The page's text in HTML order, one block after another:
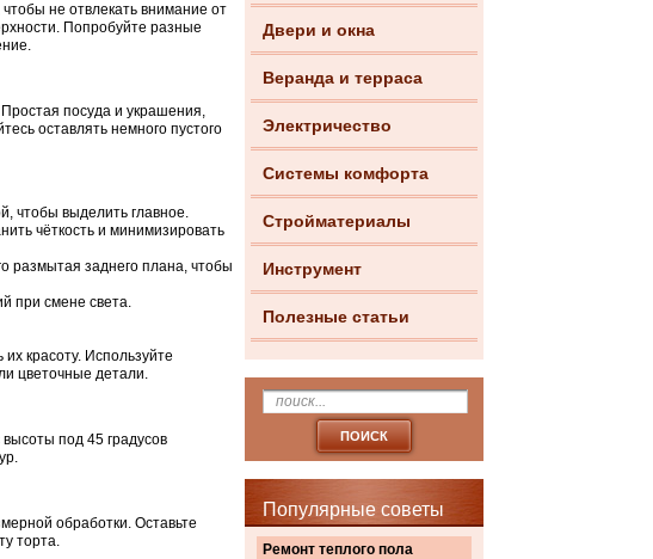
Двери и окна
Веранда и терраса
Электричество
Системы комфорта
Стройматериалы
Инструмент
Полезные статьи
Популярные советы
Ремонт теплого пола
не отвлекать внимание от
Попробуйте разные
посуда и украшения,
оставлять немного пустого
чтобы выделить главное.
чёткость и минимизировать
размытая заднего плана, чтобы
при смене света.
красоту. Используйте
цветочные детали.
под 45 градусов
обработки. Оставьте
торта.